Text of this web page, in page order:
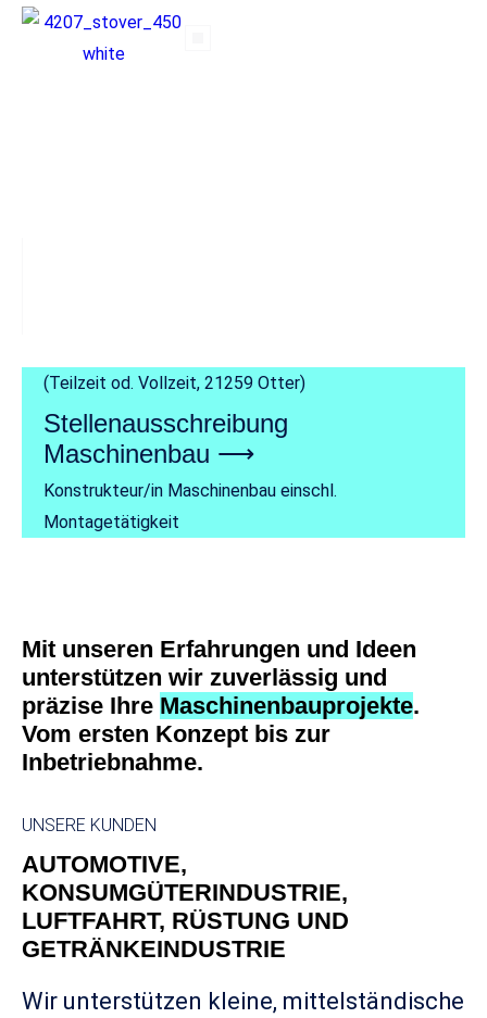
(Teilzeit od. Vollzeit, 21259 Otter)
Stellenausschreibung
Maschinenbau ⟶
Konstrukteur/in Maschinenbau einschl.
Montagetätigkeit
Mit unseren Erfahrungen und Ideen
unterstützen wir zuverlässig und
präzise Ihre Maschinenbauprojekte.
Vom ersten Konzept bis zur
Inbetriebnahme.
UNSERE KUNDEN
AUTOMOTIVE,
KONSUMGÜTERINDUSTRIE,
LUFTFAHRT, RÜSTUNG UND
GETRÄNKEINDUSTRIE
Wir unterstützen kleine, mittelständische